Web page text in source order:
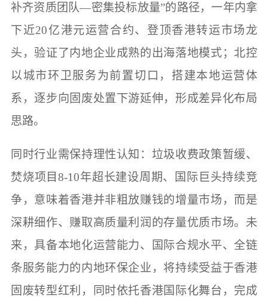
补齐资质团队—密集投标放量”的路径，一年内拿
下近20亿港元运营合约、登顶香港转运市场龙
头，验证了内地企业成熟的出海落地模式；北控
以城市环卫服务为前置切口，搭建本地运营体
系，逐步向固废处置下游延伸，形成差异化布局
思路。
同时行业需保持理性认知：垃圾收费政策暂缓、
焚烧项目8-10年超长建设周期、国际巨头持续竞
争，意味着香港并非粗放赚钱的增量市场，而是
深耕细作、赚取高质量利润的存量优质市场。未
来，具备本地化运营能力、国际合规水平、全链
条服务能力的内地环保企业，将持续受益于香港
固废转型红利，同时依托香港国际化舞台，完成